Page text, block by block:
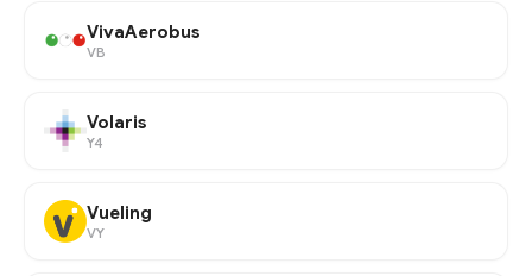
VivaAerobus
VB
Volaris
Y4
Vueling
VY